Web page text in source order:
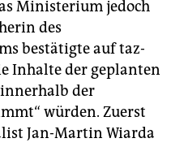
Ministerium jedoch
des
bestätigte auf taz-
Inhalte der geplanten
der
würden. Zuerst
Jan-Martin Wiarda